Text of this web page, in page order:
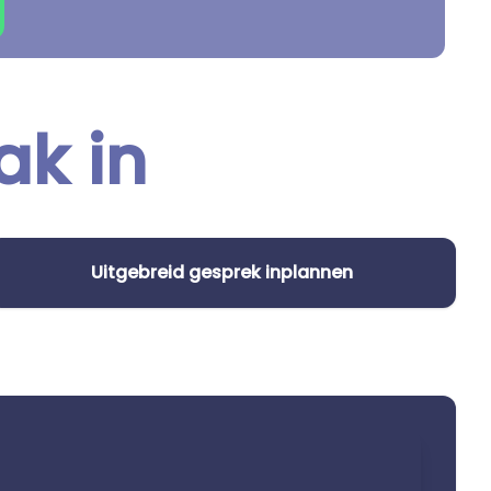
in
Uitgebreid gesprek inplannen